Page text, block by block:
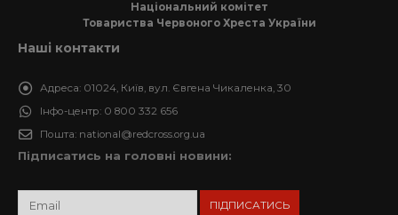
Національний комітет
Товариства Червоного Хреста України
Наші контакти
Адреса: 01024, Київ, вул. Євгена Чикаленка, 30
Інфо-центр: 0 800 332 656
Пошта: national@redcross.org.ua
Підписатись на головні новини: